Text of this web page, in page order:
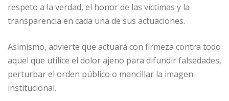
respeto a la verdad, el honor de las víctimas y la
transparencia en cada una de sus actuaciones.
Asimismo, advierte que actuará con firmeza contra todo
aquel que utilice el dolor ajeno para difundir falsedades,
perturbar el orden público o mancillar la imagen
institucional.